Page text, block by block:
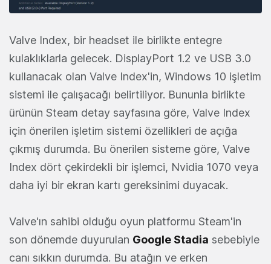
Valve Index, bir headset ile birlikte entegre
kulaklıklarla gelecek. DisplayPort 1.2 ve USB 3.0
kullanacak olan Valve Index'in, Windows 10 işletim
sistemi ile çalışacağı belirtiliyor. Bununla birlikte
ürünün Steam detay sayfasına göre, Valve Index
için önerilen işletim sistemi özellikleri de açığa
çıkmış durumda. Bu önerilen sisteme göre, Valve
Index dört çekirdekli bir işlemci, Nvidia 1070 veya
daha iyi bir ekran kartı gereksinimi duyacak.
Valve'ın sahibi olduğu oyun platformu Steam'in
son dönemde duyurulan Google Stadia sebebiyle
canı sıkkın durumda. Bu atağın ve erken